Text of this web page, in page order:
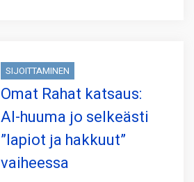
SIJOITTAMINEN
Omat Rahat katsaus:
AI-huuma jo selkeästi
”lapiot ja hakkuut”
vaiheessa